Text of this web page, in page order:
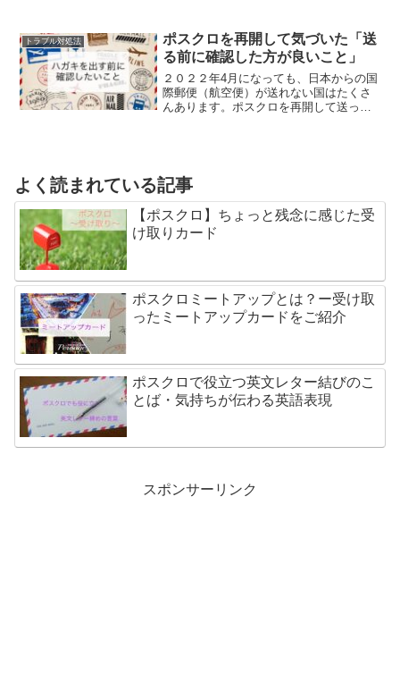
キを受け取ったらどうすれば良いか？試
してみたい対処法をご紹介します。
トラブル対処法
ポスクロを再開して気づいた「送
る前に確認した方が良いこと」
２０２２年4月になっても、日本からの国
際郵便（航空便）が送れない国はたくさ
んあります。ポスクロを再開して送った
よく読まれている記事
【ポスクロ】ちょっと残念に感じた受
け取りカード
ポスクロミートアップとは？ー受け取
ったミートアップカードをご紹介
ポスクロで役立つ英文レター結びのこ
とば・気持ちが伝わる英語表現
スポンサーリンク